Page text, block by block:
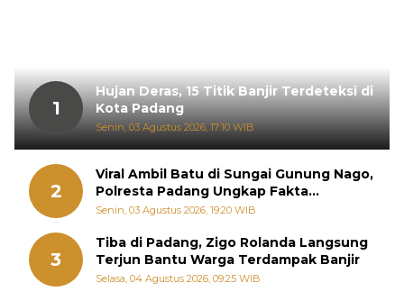
1
Hujan Deras, 15 Titik Banjir Terdeteksi di
Kota Padang
Senin, 03 Agustus 2026, 17:10 WIB
2
Viral Ambil Batu di Sungai Gunung Nago,
Polresta Padang Ungkap Fakta
Sebenarnya
Senin, 03 Agustus 2026, 19:20 WIB
3
Tiba di Padang, Zigo Rolanda Langsung
Terjun Bantu Warga Terdampak Banjir
Selasa, 04 Agustus 2026, 09:25 WIB